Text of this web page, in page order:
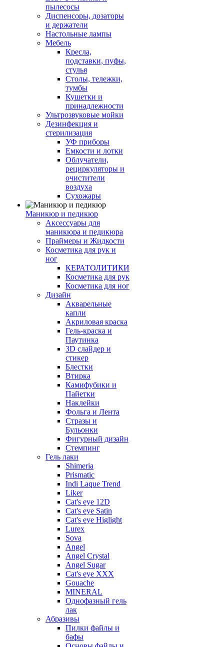
пылесосы
Диспенсоры, дозаторы
и держатели
Настольные лампы
Мебель
Кресла,
подставки, пуфы,
стулья
Столы, тележки,
тумбы
Кушетки и
принадлежности
Ультрозвуковые мойки
Дезинфекция и
стерилизация
УФ приборы
Емкости и лотки
Облучатели,
рециркуляторы и
очистители
воздуха
Сухожары
Маникюр и педикюр
Аксессуары для
маникюра и педикюра
Праймеры и Жидкости
Косметика для рук и
ног
КЕРАТОЛИТИКИ
Косметика для рук
Косметика для ног
Дизайн
Акварельные
капли
Акриловая краска
Гель-краска и
Паутинка
3D слайдер и
стикер
Блестки
Втирка
Камифубики и
Пайетки
Наклейки
Фольга и Лента
Стразы и
Бульонки
Фигурный дизайн
Стемпинг
Гель лаки
Shimeria
Prismatic
Indi Laque Trend
Liker
Cat's eye 12D
Cat's eye Satin
Cat's eye Higlight
Lurex
Sova
Angel
Angel Crystal
Angel Sugar
Cat's eye XXX
Gouache
MINERAL
Однофазный гель
лак
Абразивы
Пилки файлы и
бафы